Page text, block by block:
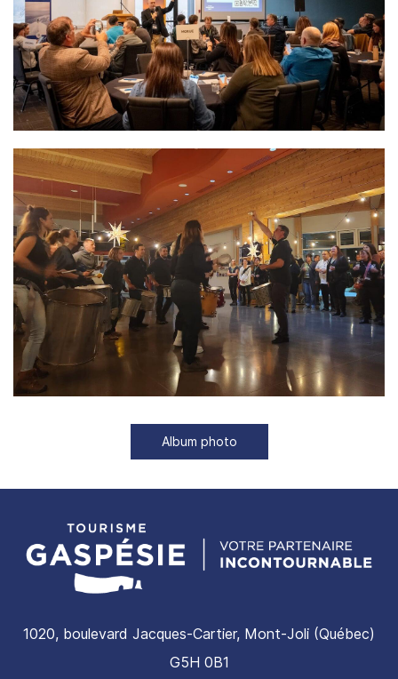
Album photo
1020, boulevard Jacques-Cartier, Mont-Joli (Québec)
G5H 0B1